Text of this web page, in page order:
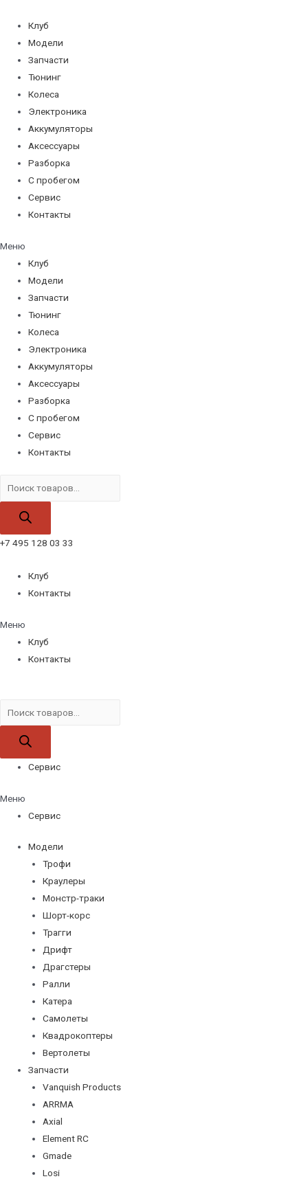
содержимому
Клуб
Модели
Запчасти
Тюнинг
Колеса
Электроника
Аккумуляторы
Аксессуары
Разборка
С пробегом
Сервис
Контакты
Меню
Клуб
Модели
Запчасти
Тюнинг
Колеса
Электроника
Аккумуляторы
Аксессуары
Разборка
С пробегом
Сервис
Контакты
товаров
+7 495 128 03 33
Клуб
Контакты
Меню
Клуб
Контакты
товаров
Сервис
Меню
Сервис
Модели
Трофи
Краулеры
Монстр-траки
Шорт-корс
Трагги
Дрифт
Драгстеры
Ралли
Катера
Самолеты
Квадрокоптеры
Вертолеты
Запчасти
Vanquish Products
ARRMA
Axial
Element RC
Gmade
Losi